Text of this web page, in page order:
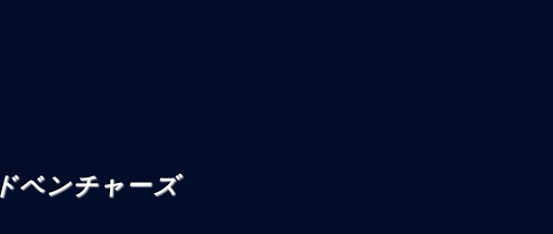
ベンチャーズ